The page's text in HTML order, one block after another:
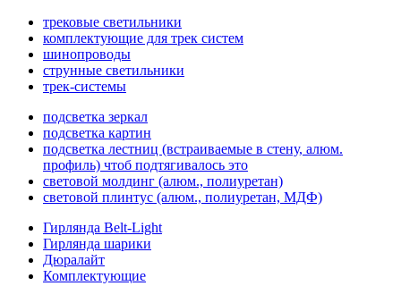
трековые светильники
комплектующие для трек систем
шинопроводы
струнные светильники
трек-системы
подсветка зеркал
подсветка картин
подсветка лестниц (встраиваемые в стену, алюм.
профиль) чтоб подтягивалось это
световой молдинг (алюм., полиуретан)
световой плинтус (алюм., полиуретан, МДФ)
Гирлянда Belt-Light
Гирлянда шарики
Дюралайт
Комплектующие